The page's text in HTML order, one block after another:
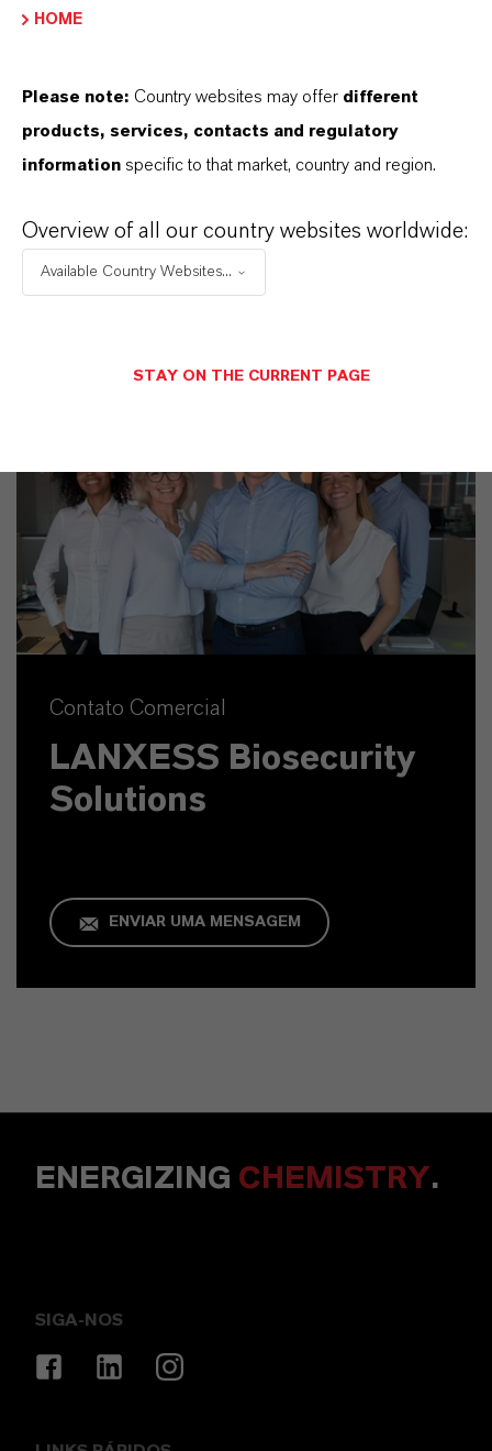
APLICATIVOS DE PRODUTOS
SINÔNIMOS DO PRODUTO
Contato Comercial
LANXESS Biosecurity
Solutions
ENVIAR UMA MENSAGEM
ENERGIZING CHEMISTRY.
SIGA-NOS
HOME
Please note: Country websites may offer different
products, services, contacts and regulatory
information specific to that market, country and region.
Overview of all our country websites worldwide:
Available Country Websites...
STAY ON THE CURRENT PAGE